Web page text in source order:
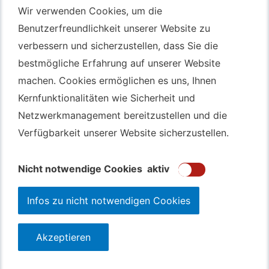
Wir verwenden Cookies, um die
Benutzerfreundlichkeit unserer Website zu
verbessern und sicherzustellen, dass Sie die
bestmögliche Erfahrung auf unserer Website
machen. Cookies ermöglichen es uns, Ihnen
Kernfunktionalitäten wie Sicherheit und
Netzwerkmanagement bereitzustellen und die
Verfügbarkeit unserer Website sicherzustellen.
Nicht notwendige Cookies aktiv
Infos zu nicht notwendigen Cookies
Akzeptieren
Wir verwenden Cookies, um die
Benutzerfreundlichkeit unserer Website zu
verbessern und sicherzustellen, dass Sie die
bestmögliche Erfahrung auf unserer Website
machen. Cookies ermöglichen es uns, Ihnen
Kernfunktionalitäten wie Sicherheit und
Netzwerkmanagement bereitzustellen und die
Verfügbarkeit unserer Website sicherzustellen.
Nicht notwendige Cookies aktiv
Infos zu nicht notwendigen Cookies
Akzeptieren
Autotransport Bochum
Autotransport Düsseldorf
Autotransport Essen
Autoexport Gelsenkirchen
Autoexport Herne
GebrauchtwagenAnkauf Bochum
123autolos.de
Datenschutz